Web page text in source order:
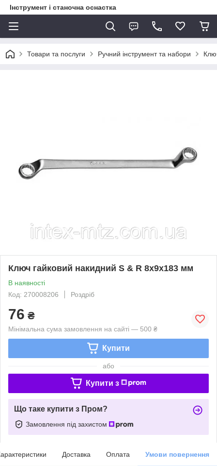
Інструмент і станочна оснастка
Товари та послуги Ручний інструмент та набори
Ключ гайковий накидний S & R 8х9х183 мм
В наявності
Код: 270008206
Роздріб
76 ₴
Мінімальна сума замовлення на сайті — 500 ₴
Купити
або
Купити з
Що таке купити з Пром?
Замовлення під захистом
Доставка Оплата Умови повернення